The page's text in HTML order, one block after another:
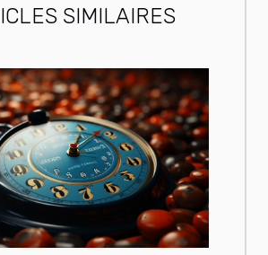
SIMILAIRES